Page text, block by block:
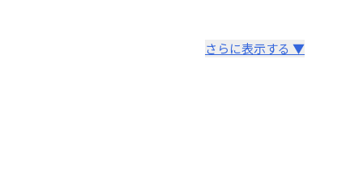
さらに表示する ▼